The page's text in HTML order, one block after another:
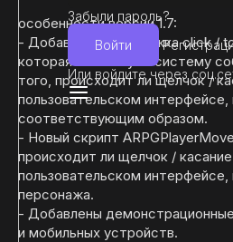
Забыли пароль?
Войти
Или войдите через
особенности версии 1.7:
- Добавлена поддержка click /
которая использует систему
того, происходит ли щелчок /
пользовательском интерфейсе,
соответствующим образом.
- Новый скрипт
происходит ли щелчок /
пользовательском
персонажа.
- Добавлены
и мобильных устройств.